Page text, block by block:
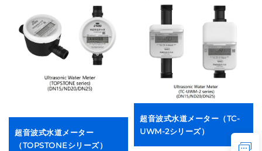
超音波式水道メーター
（TOPSTONEシリーズ）
超音波式水道メーター（TC-
UWM-2シリーズ）